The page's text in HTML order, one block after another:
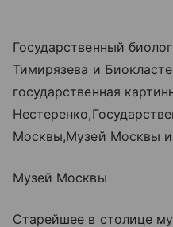
Государственный
Тимирязева и
государственная
Москвы,Музей Москвы и
Музей Москвы
Старейшее в столице